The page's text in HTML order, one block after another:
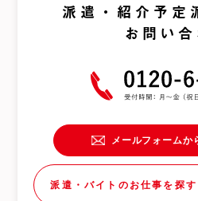
派遣・紹介予定
お問い合
メールフォームか
派遣・バイトのお仕事を探す